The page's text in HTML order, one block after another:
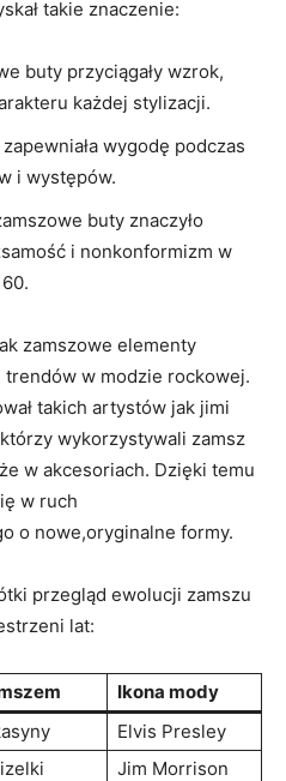
takie znaczenie:
buty przyciągały wzrok,
każdej stylizacji.
wygodę podczas
i występów.
buty znaczyło
i nonkonformizm w
zamszowe elementy
trendów w modzie rockowej.
takich artystów jak jimi
wykorzystywali zamsz
w akcesoriach. Dzięki temu
w ruch
o nowe,oryginalne formy.
przegląd ewolucji zamszu
lat:
Ikona mody
Elvis Presley
Jim Morrison